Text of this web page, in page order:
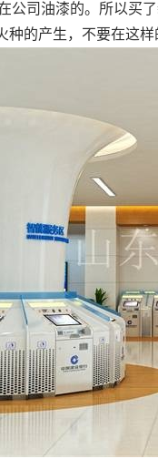
公司油漆的。所以买
的产生，不要在这样